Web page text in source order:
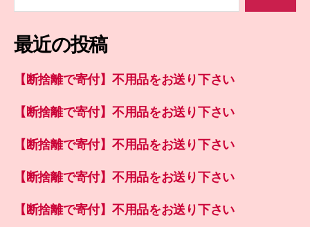
象:
最近の投稿
【断捨離で寄付】不用品をお送り下さい
【断捨離で寄付】不用品をお送り下さい
【断捨離で寄付】不用品をお送り下さい
【断捨離で寄付】不用品をお送り下さい
【断捨離で寄付】不用品をお送り下さい